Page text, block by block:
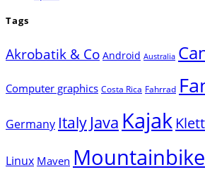
Tags
Akrobatik & Co Android Australia
Computer graphics Costa Rica Fahrrad
Germany Italy Java Kajak
Linux Maven Mountainbike